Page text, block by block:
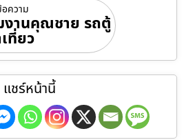
ความ
งานคุณชาย รถตู้
ที่ยว
แชร์หน้านี้